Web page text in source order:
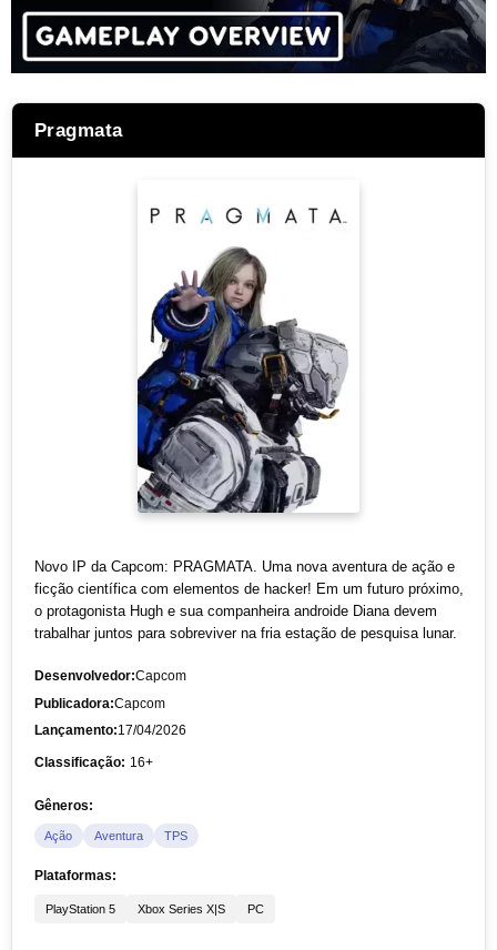
Pragmata
Novo IP da Capcom: PRAGMATA. Uma nova aventura de ação e
ficção científica com elementos de hacker! Em um futuro próximo,
o protagonista Hugh e sua companheira androide Diana devem
trabalhar juntos para sobreviver na fria estação de pesquisa lunar.
Desenvolvedor:Capcom
Publicadora:Capcom
Lançamento:17/04/2026
Classificação: 16+
Gêneros:
Ação Aventura TPS
Plataformas:
PlayStation 5 Xbox Series X|S PC